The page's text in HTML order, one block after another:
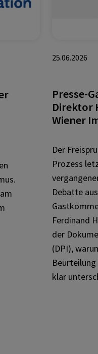
25.06.2026
Presse-
Direktor
Wiener
Der
Prozess
Debatte
Ferdinand
der
(DPI),
klar